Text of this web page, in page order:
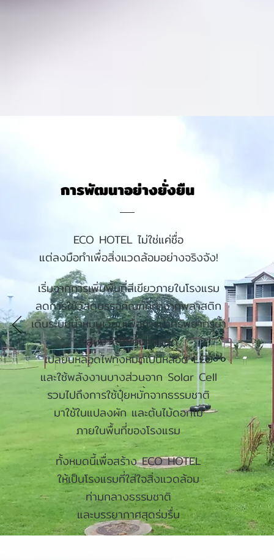
การพัฒนาอย่างยั่งยืน
ECO HOTEL ไม่ใช่แค่ชื่อ
แต่ลงมือทำเพื่อสิ่งแวดล้อมอย่างจริงจัง!
เริ่มจากการเพิ่มพื้นที่สีเขียวภายในโรงแรม
ลดการใช้วัสดุบรรจุภัณฑ์ที่ทำจากพลาสติก
เดินระบบน้ำหมุนเวียนเพื่อการนำทรัพยากรน้ำ
กลับมาใช้ให้คุ้มค่าที่สุด
เปลี่ยนหลอดไฟทั้งหมดเป็นหลอด LED
และใช้พลังงานบางส่วนจาก Solar Cell
รวมไปถึงการใช้ปุ๋ยหมักจากธรรมชาติ
มาใช้ในแปลงผัก และต้นไม้ดอกไม้
ภายในพื้นที่ของโรงแรม
ทั้งหมดนี้เพื่อสร้าง ECO HOTEL
ให้เป็นโรงแรมที่ใส่ใจสิ่งแวดล้อม
ท่ามกลางธรรมชาติ
และบรรยากาศสุดร่มรื่น